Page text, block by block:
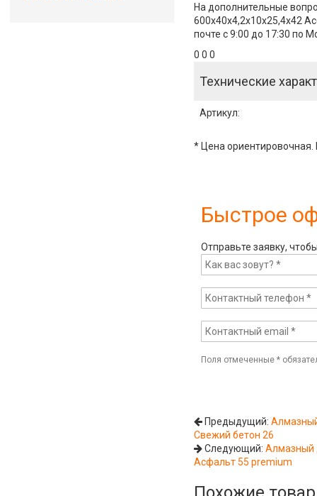
На дополнительные
600x40x4,2x10x25,4x42
почте с 9:00 до 17:30 по
0 0 0
Технические
Артикул:
* Цена ориентировочная.
Быстрое
Отправьте заявку,
Поля отмеченные*
Предыдущий:
Свежий бетон 26
Следующий:Алмазный
Асфальт 55 premium